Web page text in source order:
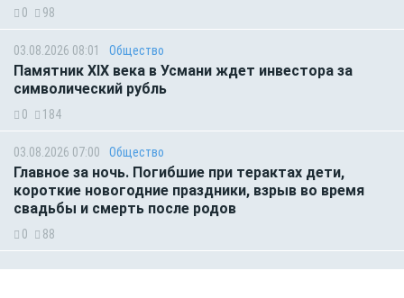
0 98
03.08.2026 08:01 Общество
Памятник XIX века в Усмани ждет инвестора за
символический рубль
0 184
03.08.2026 07:00 Общество
Главное за ночь. Погибшие при терактах дети,
короткие новогодние праздники, взрыв во время
свадьбы и смерть после родов
0 88